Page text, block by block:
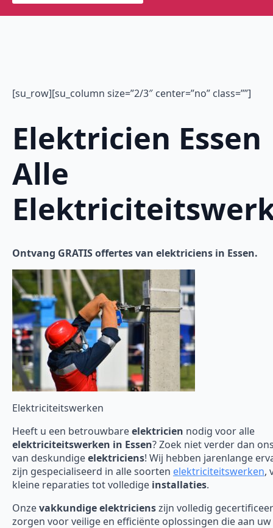
[su_row][su_column size=”2/3″ center=”no” class=””]
Elektricien
Alle
Ontvang GRATIS offertes van elektriciens in Essen.
Elektriciteitswerken
Heeft u een betrouwbareelektricien nodig voor alle
elektriciteitswerken in Essen? Zoek niet verder dan
van deskundigeelektriciens! Wij hebben jarenlange
zijn gespecialiseerd in alle soorten elektriciteitswerken,
kleine reparaties tot volledige installaties.
Onzevakkundige elektricienszijn volledig
zorgen voor veilige en efficiënte oplossingen die aan uw